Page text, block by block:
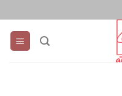
ai
contenuti